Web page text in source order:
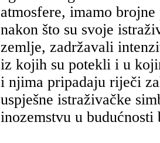
atmosfere, imamo
nakon što su svoje
zemlje, zadržavali
iz kojih su potekli i u
i njima pripadaju riječi
uspješne istraživačke
inozemstvu u